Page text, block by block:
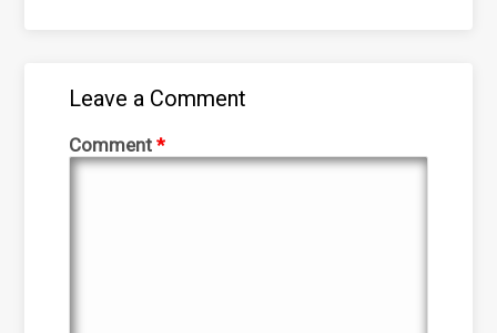
Leave a Comment
Comment*